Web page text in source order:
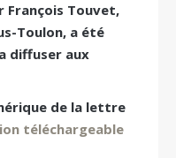
François Touvet,
Toulon, a été
diffuser aux
de la lettre
téléchargeable